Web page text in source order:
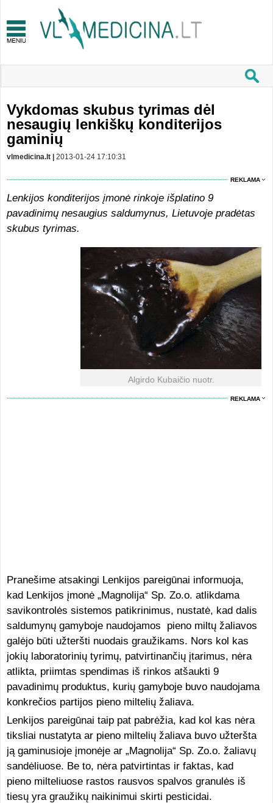
Vykdomas skubus tyrimas dėl
nesaugių lenkiškų konditerijos
gaminių
vlmedicina.lt | 2013-01-24 17:10:31
REKLAMA
Lenkijos konditerijos įmonė rinkoje išplatino 9
pavadinimų nesaugius saldumynus, Lietuvoje pradėtas
skubus tyrimas.
Algirdo Kubaičio nuotr.
REKLAMA
Pranešime atsakingi Lenkijos pareigūnai informuoja,
kad Lenkijos įmonė „Magnolija“ Sp. Zo.o. atlikdama
savikontrolės sistemos patikrinimus, nustatė, kad dalis
saldumynų gamyboje naudojamos pieno miltų žaliavos
galėjo būti užteršti nuodais graužikams. Nors kol kas
jokių laboratorinių tyrimų, patvirtinančių įtarimus, nėra
atlikta, priimtas spendimas iš rinkos atšaukti 9
pavadinimų produktus, kurių gamyboje buvo naudojama
konkrečios partijos pieno miltelių žaliava.
Lenkijos pareigūnai taip pat pabrėžia, kad kol kas nėra
tiksliai nustatyta ar pieno miltelių žaliava buvo užteršta
ją gaminusioje įmonėje ar „Magnolija“ Sp. Zo.o. žaliavų
sandėliuose. Be to, nėra patvirtintas ir faktas, kad
pieno milteliuose rastos rausvos spalvos granulės iš
tiesų yra graužikų naikinimui skirti pesticidai.